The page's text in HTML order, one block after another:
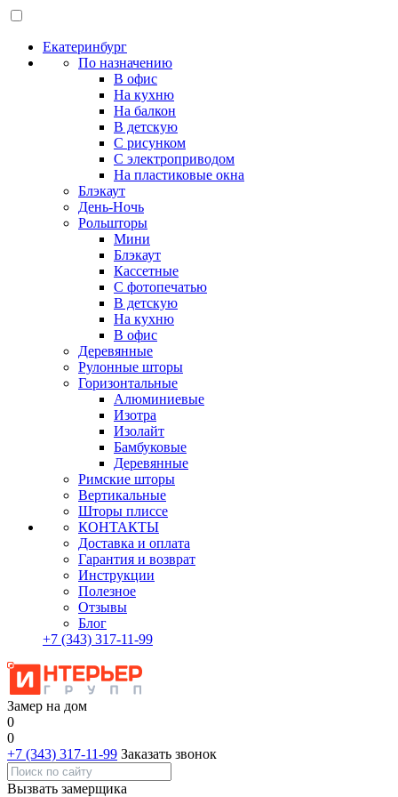
Екатеринбург
По назначению
В офис
На кухню
На балкон
В детскую
С рисунком
С электроприводом
На пластиковые окна
Блэкаут
День-Ночь
Рольшторы
Мини
Блэкаут
Кассетные
С фотопечатью
В детскую
На кухню
В офис
Деревянные
Рулонные шторы
Горизонтальные
Алюминиевые
Изотра
Изолайт
Бамбуковые
Деревянные
Римские шторы
Вертикальные
Шторы плиссе
КОНТАКТЫ
Доставка и оплата
Гарантия и возврат
Инструкции
Полезное
Отзывы
Блог
+7 (343) 317-11-99
Замер на дом
0
0
+7 (343) 317-11-99 Заказать звонок
Вызвать замерщика